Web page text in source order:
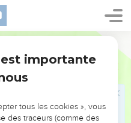
est chaque jour de deux
importante
tous les cookies », vous
des traceurs (comme des